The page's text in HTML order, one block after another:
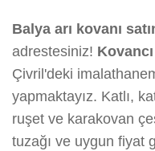
Balya arı kovanı
adrestesiniz!
Çivril'deki
yapmaktayız. Katlı,
ruşet ve karakovan
tuzağı ve uygun fiyat